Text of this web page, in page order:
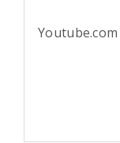
Youtube.com